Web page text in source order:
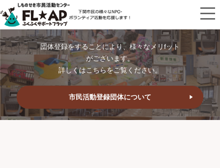
団体登録をすることにより、様々なメリfット
がございます。
詳しくはこちらをご覧ください。
市民活動登録団体について